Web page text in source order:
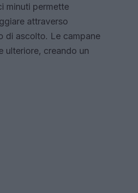
minuti permette
attraverso
di ascolto. Le campane
ulteriore, creando un